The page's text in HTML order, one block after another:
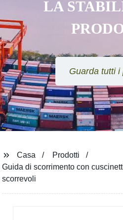
LA
Guarda tutti i
Casa
Prodotti
Guida di scorrimento con
scorrevoli